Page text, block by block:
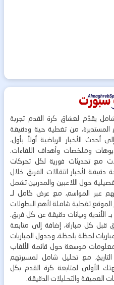
يقدّم لعشاق كرة القدم تجربة
من تغطية حية ودقيقة
أحدث الأخبار الرياضية أولاً بأول،
وملخصات وأهداف اللقاءات.
مع تحديثات فورية لكل تحركات
دقيقة لأخبار انتقالات الفريق خلال
حول اللاعبين والمدربين تشمل
عبر المواسم، مع عرض كامل لـ
الموقع تغطية شاملة لأهم البطولات
الأندية وبيانات دقيقة عن كل فريق.
قبل كل مباراة، إضافة إلى متابعة
لحظة بلحظة، وجدول المباريات
موسعة حول قائمة الألقاب
التاريخ، مع تحليل شامل لمسيرتهم
الأولى لمتابعة كرة القدم بكل
العميقة والتحليلات الدقيقة.